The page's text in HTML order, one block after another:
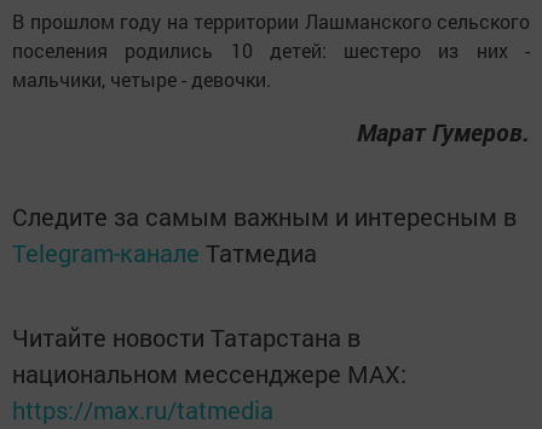
В прошлом году на территории Лашманского сельского
поселения родились 10 детей: шестеро из них -
мальчики, четыре - девочки.
Марат Гумеров.
Следите за самым важным и интересным в
Telegram-канале Татмедиа
Читайте новости Татарстана в
национальном мессенджере MАХ:
https://max.ru/tatmedia